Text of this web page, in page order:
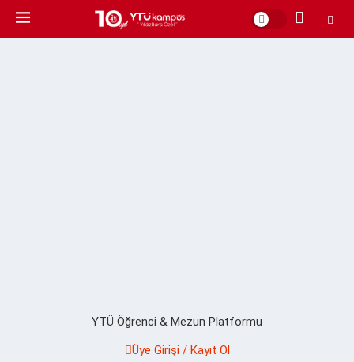
YTÜ Öğrenci & Mezun Platformu
Üye Girişi / Kayıt Ol